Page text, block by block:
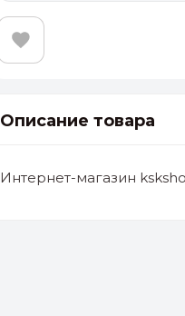
Описание товара
Интернет-магазин